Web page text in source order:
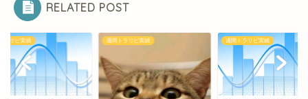
RELATED POST
ラリピ実績 週間トラリピ実績 週間トラリピ実績